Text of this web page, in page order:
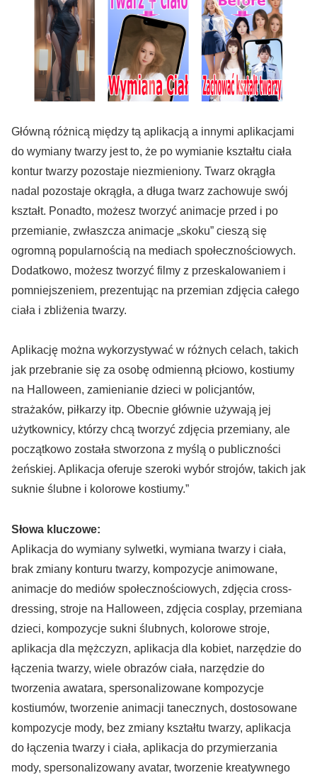
Główną różnicą między tą aplikacją a innymi aplikacjami
do wymiany twarzy jest to, że po wymianie kształtu ciała
kontur twarzy pozostaje niezmieniony. Twarz okrągła
nadal pozostaje okrągła, a długa twarz zachowuje swój
kształt. Ponadto, możesz tworzyć animacje przed i po
przemianie, zwłaszcza animacje „skoku” cieszą się
ogromną popularnością na mediach społecznościowych.
Dodatkowo, możesz tworzyć filmy z przeskalowaniem i
pomniejszeniem, prezentując na przemian zdjęcia całego
ciała i zbliżenia twarzy.
Aplikację można wykorzystywać w różnych celach, takich
jak przebranie się za osobę odmienną płciowo, kostiumy
na Halloween, zamienianie dzieci w policjantów,
strażaków, piłkarzy itp. Obecnie głównie używają jej
użytkownicy, którzy chcą tworzyć zdjęcia przemiany, ale
początkowo została stworzona z myślą o publiczności
żeńskiej. Aplikacja oferuje szeroki wybór strojów, takich jak
suknie ślubne i kolorowe kostiumy.”
Słowa kluczowe:
Aplikacja do wymiany sylwetki, wymiana twarzy i ciała,
brak zmiany konturu twarzy, kompozycje animowane,
animacje do mediów społecznościowych, zdjęcia cross-
dressing, stroje na Halloween, zdjęcia cosplay, przemiana
dzieci, kompozycje sukni ślubnych, kolorowe stroje,
aplikacja dla mężczyzn, aplikacja dla kobiet, narzędzie do
łączenia twarzy, wiele obrazów ciała, narzędzie do
tworzenia awatara, spersonalizowane kompozycje
kostiumów, tworzenie animacji tanecznych, dostosowane
kompozycje mody, bez zmiany kształtu twarzy, aplikacja
do łączenia twarzy i ciała, aplikacja do przymierzania
mody, spersonalizowany avatar, tworzenie kreatywnego